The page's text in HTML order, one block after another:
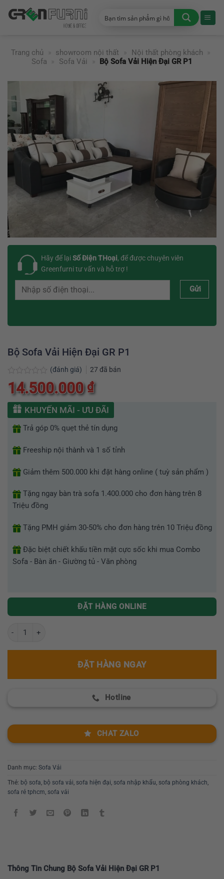
đến
Trang chủ
» showroom nội thất » Nội thất phòng khách
»
Sofa
» Sofa Vải » Bộ Sofa Vải Hiện Đại GR P1
Hãy để lạiSố Điện THoại, để được chuyên viên
Greenfurni tư vấn và hỗ trợ !
Gửi
Bộ Sofa Vải Hiện Đại GR P1
Được
xếp
(đánh giá) 27 đã bán
14.500.000₫
KHUYẾN MÃI - ƯU ĐÃI
Trả góp 0% quẹt thẻ tín dụng
Freeship nội thành và 1 số tỉnh
Giảm thêm 500.000 khi đặt hàng online ( tuỳ sản phẩm )
Tặng ngay bàn trà sofa 1.400.000 cho đơn hàng trên 8
Triệu đồng
Tặng PMH giảm 30-50% cho đơn hàng trên 10 Triệu đồng
Đặc biệt chiết khấu tiền mặt cực sốc khi mua Combo
Sofa - Bàn ăn - Giường tủ - Văn phòng
ĐẶT HÀNG ONLINE
Bộ Sofa Vải Hiện Đại GR P1 số lượng
ĐẶT HÀNG NGAY
Hotline
CHAT ZALO
Danh mục: Sofa Vải
Thẻ: bộ sofa, bộ sofa vải, sofa hiện đại, sofa nhập khẩu, sofa phòng khách,
sofa rẻ tphcm, sofa vải
Thông Tin Chung Bộ Sofa Vải Hiện Đại GR P1